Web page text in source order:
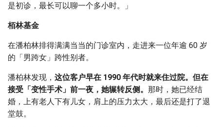
是初诊，最长可以聊一个多小时。」
栢林基金
在潘柏林排得满满当当的门诊室内，走进来一位年逾 60 岁
的「男跨女」跨性别者。
潘柏林发现， 这位客户早在 1990 年代时就来住过院。但在
接受「变性手术」前一夜，她辗转反侧。 那时，她已经结
婚，上有老人下有儿女，肩上的压力太大，最后还是打了退
堂鼓。